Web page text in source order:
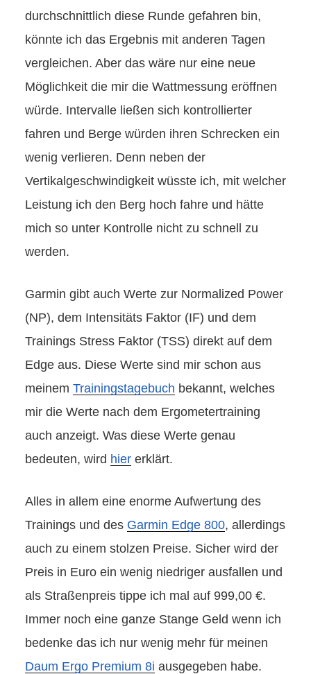
durchschnittlich diese Runde gefahren bin,
könnte ich das Ergebnis mit anderen Tagen
vergleichen. Aber das wäre nur eine neue
Möglichkeit die mir die Wattmessung eröffnen
würde. Intervalle ließen sich kontrollierter
fahren und Berge würden ihren Schrecken ein
wenig verlieren. Denn neben der
Vertikalgeschwindigkeit wüsste ich, mit welcher
Leistung ich den Berg hoch fahre und hätte
mich so unter Kontrolle nicht zu schnell zu
werden.
Garmin gibt auch Werte zur Normalized Power
(NP), dem Intensitäts Faktor (IF) und dem
Trainings Stress Faktor (TSS) direkt auf dem
Edge aus. Diese Werte sind mir schon aus
meinem Trainingstagebuch bekannt, welches
mir die Werte nach dem Ergometertraining
auch anzeigt. Was diese Werte genau
bedeuten, wird hier erklärt.
Alles in allem eine enorme Aufwertung des
Trainings und des Garmin Edge 800, allerdings
auch zu einem stolzen Preise. Sicher wird der
Preis in Euro ein wenig niedriger ausfallen und
als Straßenpreis tippe ich mal auf 999,00 €.
Immer noch eine ganze Stange Geld wenn ich
bedenke das ich nur wenig mehr für meinen
Daum Ergo Premium 8i ausgegeben habe.